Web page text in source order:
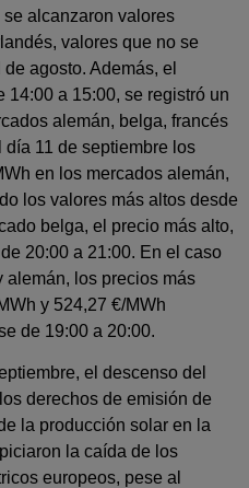
alcanzaron valores
valores que no se
agosto. Además, el
14:00 a 15:00, se registró un
alemán, belga, francés
11 de septiembre los
en los mercados alemán,
los valores más altos desde
belga, el precio más alto,
20:00 a 21:00. En el caso
alemán, los precios más
y 524,27 €/MWh
de 19:00 a 20:00.
el descenso del
derechos de emisión de
la producción solar en la
la caída de los
europeos, pese al